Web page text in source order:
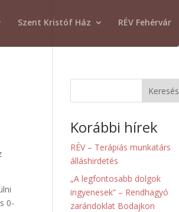
Szent Kristóf Ház RÉV Fehérvár
0-
Keresés
Korábbi hírek
RÉV – Terápiás munkatárs
álláshirdetés
„A legfontosabb dolgok
ingyenesek” – Rendhagyó
zarándoklat Bodajkon